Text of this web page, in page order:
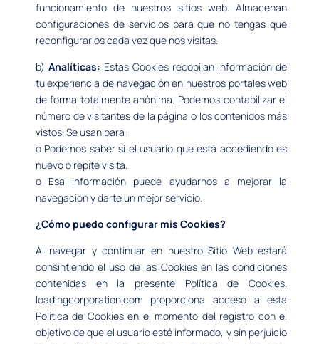
funcionamiento de nuestros sitios web. Almacenan
configuraciones de servicios para que no tengas que
reconfigurarlos cada vez que nos visitas.
b) Analíticas: Estas Cookies recopilan información de
tu experiencia de navegación en nuestros portales web
de forma totalmente anónima. Podemos contabilizar el
número de visitantes de la página o los contenidos más
vistos. Se usan para:
o Podemos saber si el usuario que está accediendo es
nuevo o repite visita.
o Esa información puede ayudarnos a mejorar la
navegación y darte un mejor servicio.
¿Cómo puedo configurar mis Cookies?
Al navegar y continuar en nuestro Sitio Web estará
consintiendo el uso de las Cookies en las condiciones
contenidas en la presente Política de Cookies.
loadingcorporation.com proporciona acceso a esta
Política de Cookies en el momento del registro con el
objetivo de que el usuario esté informado, y sin perjuicio